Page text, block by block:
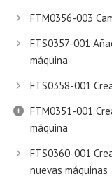
FTM0356-003
FTS0357-001
máquina
FTS0358-001
FTM0351-001
máquina
FTS0360-001
nuevas máquinas